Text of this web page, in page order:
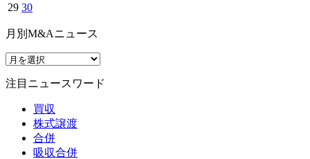
29 30
月別M&Aニュース
注目ニュースワード
買収
株式譲渡
合併
吸収合併